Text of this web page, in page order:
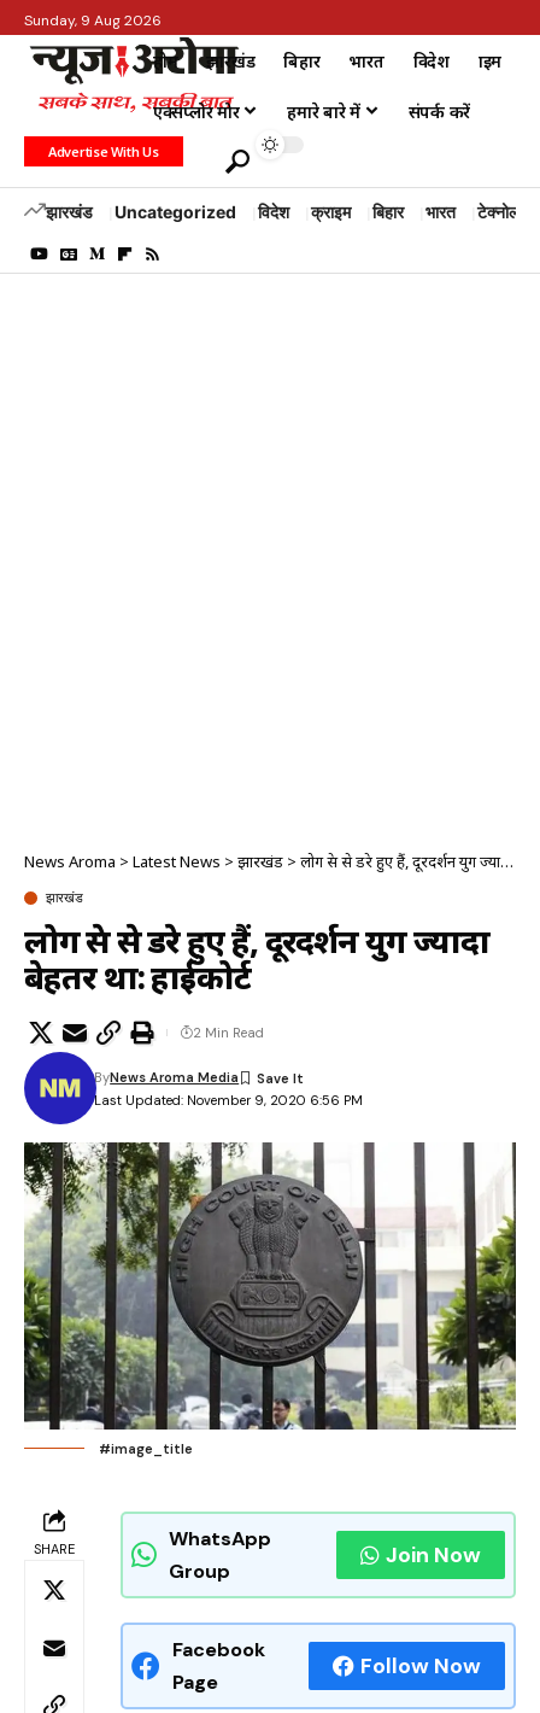
Sunday, 9 Aug 2026
होम झारखंड बिहार भारत विदेश क्राइम
एक्सप्लोर मोर हमारे बारे में संपर्क करें
Advertise With Us
झारखंड Uncategorized विदेश क्राइम बिहार भारत टेक्नोलॉजी
News Aroma > Latest News > झारखंड > लोग प्रेस से डरे हुए हैं, दूरदर्शन युग ज्यादा बेहतर था: हाईकोर्ट
झारखंड
लोग प्रेस से डरे हुए हैं, दूरदर्शन युग ज्यादा
बेहतर था: हाईकोर्ट
Last Updated: November 9, 2020 6:56 PM
ByNews Aroma Media
2 Min Read
#image_title
SHARE
WhatsApp
Group
Join Now
Facebook
Page
Follow Now